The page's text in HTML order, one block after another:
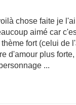
chose faite je
aimé car
fort (celui de
d'amour plus
...